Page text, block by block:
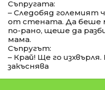
Съпругата:
– Следобяд големият
от стената. Да беше
по-рано, щеше да
мама.
Съпругът:
– Край! Ще го изхвърля.
закъснява